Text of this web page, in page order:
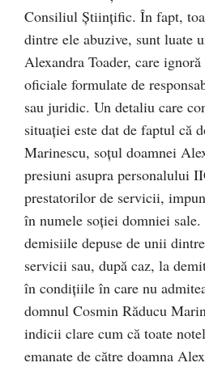
Consiliul Științific. În fapt,
dintre ele abuzive, sunt luate
Alexandra Toader, care
oficiale formulate de
sau juridic. Un detaliu care
situației este dat de faptul că
Marinescu, soțul doamnei
presiuni asupra personalului
prestatorilor de servicii,
în numele soției domniei
demisiile depuse de unii
servicii sau, după caz, la
în condițiile în care nu
domnul Cosmin Răducu
indicii clare cum că toate
emanate de către doamna